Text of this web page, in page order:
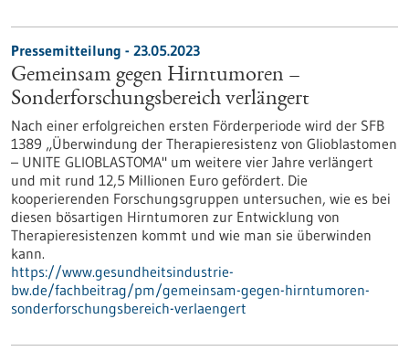
Pressemitteilung - 23.05.2023
Gemeinsam gegen Hirntumoren –
Sonderforschungsbereich verlängert
Nach einer erfolgreichen ersten Förderperiode wird der SFB
1389 „Überwindung der Therapieresistenz von Glioblastomen
– UNITE GLIOBLASTOMA" um weitere vier Jahre verlängert
und mit rund 12,5 Millionen Euro gefördert. Die
kooperierenden Forschungsgruppen untersuchen, wie es bei
diesen bösartigen Hirntumoren zur Entwicklung von
Therapieresistenzen kommt und wie man sie überwinden
kann.
https://www.gesundheitsindustrie-
bw.de/fachbeitrag/pm/gemeinsam-gegen-hirntumoren-
sonderforschungsbereich-verlaengert